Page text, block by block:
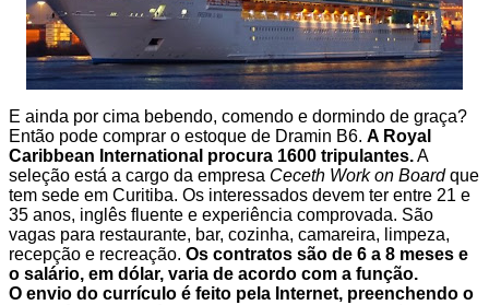
E ainda por cima bebendo, comendo e dormindo de graça?
Então pode comprar o estoque de Dramin B6. A Royal
Caribbean International procura 1600 tripulantes.A
seleção está a cargo da empresa Ceceth Work on Boardque
tem sede em Curitiba. Os interessados devem ter entre 21 e
35 anos, inglês fluente e experiência comprovada. São
vagas para restaurante, bar, cozinha, camareira, limpeza,
recepção e recreação. Os contratos são de 6 a 8 meses e
o salário, em dólar, varia de acordo com a função.
O envio do currículo é feito pela Internet, preenchendo o